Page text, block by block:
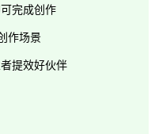
完成创作
作场景
提效好伙伴